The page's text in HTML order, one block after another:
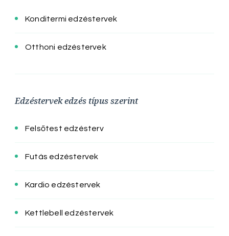
Konditermi edzéstervek
Otthoni edzéstervek
Edzéstervek edzés típus szerint
Felsőtest edzésterv
Futás edzéstervek
Kardio edzéstervek
Kettlebell edzéstervek